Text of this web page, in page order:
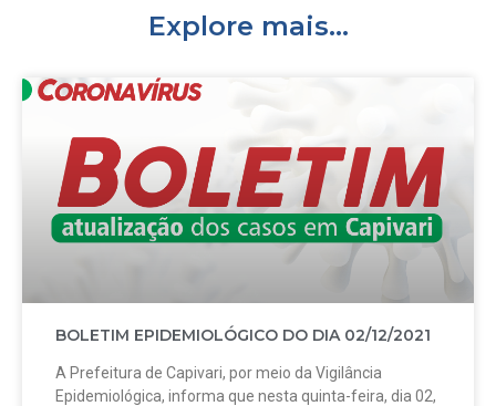
Explore mais...
BOLETIM EPIDEMIOLÓGICO DO DIA 02/12/2021
A Prefeitura de Capivari, por meio da Vigilância
Epidemiológica, informa que nesta quinta-feira, dia 02,